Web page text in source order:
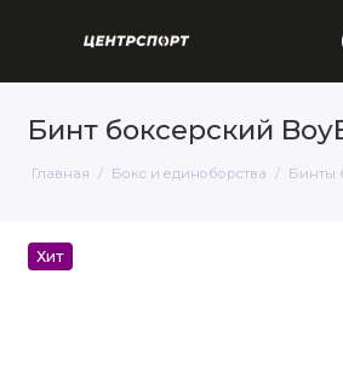
Бинт боксерский
Главная Бокс и единоборства Бинты
Хит